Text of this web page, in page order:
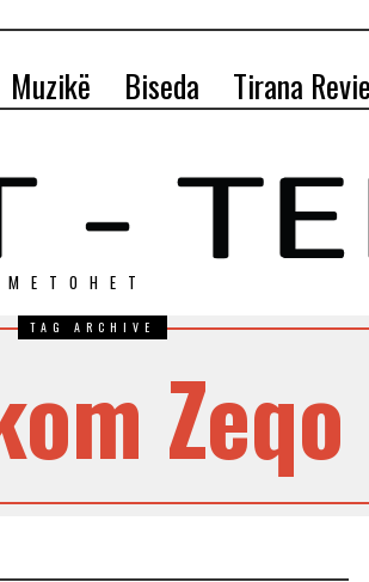
Muzikë Biseda Tirana
TAG ARCHIVE
Zeqo